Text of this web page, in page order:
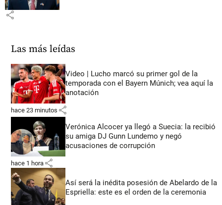
share
Las más leídas
Video | Lucho marcó su primer gol de la
temporada con el Bayern Múnich; vea aquí la
anotación
hace 23 minutos share
Verónica Alcocer ya llegó a Suecia: la recibió
su amiga DJ Gunn Lundemo y negó
acusaciones de corrupción
hace 1 hora share
Así será la inédita posesión de Abelardo de la
Espriella: este es el orden de la ceremonia